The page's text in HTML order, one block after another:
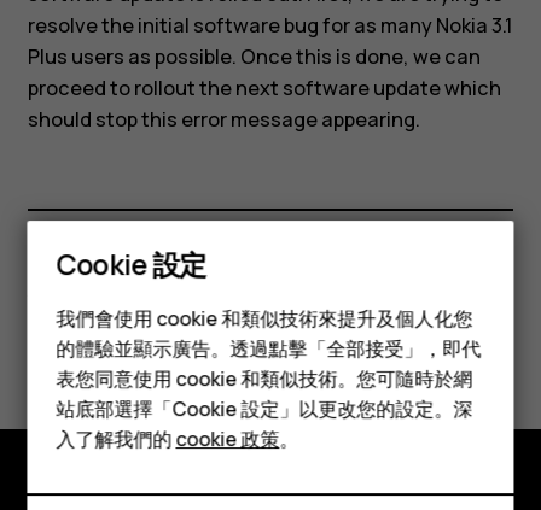
an
error
message
every
week.
When
will
智慧型手機
功能型手機
配件
平板電腦
resolve the initial software bug for as many Nokia 3.1
Plus users as possible. Once this is done, we can
proceed to rollout the next software update which
should stop this error message appearing.
您認為這有幫助嗎？
是 否
Cookie 設定
我們會使用 cookie 和類似技術來提升及個人化您
的體驗並顯示廣告。透過點擊「全部接受」，即代
表您同意使用 cookie 和類似技術。您可隨時於網
站底部選擇「Cookie 設定」以更改您的設定。深
入了解我們的cookie 政策。